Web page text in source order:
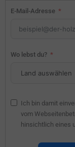
E-Mail-Adresse
Wo lebst du?
Ich bin damit
vom
hinsichtlich eines